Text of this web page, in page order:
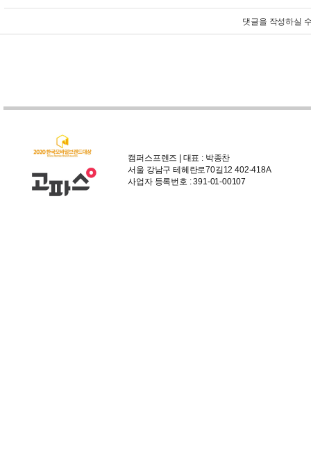
댓글을 작성하실
캠퍼스프렌즈 | 대표 : 박종찬
서울 강남구 테헤란로70길12 402-418A
사업자 등록번호 : 391-01-00107